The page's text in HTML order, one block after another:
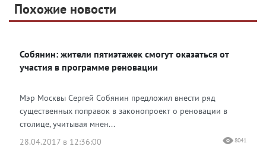
Telegram
Одноклассники
Яндекс Дзен
Похожие новости
Собянин: жители пятиэтажек смогут оказаться от
участия в программе реновации
Мэр Москвы Сергей Собянин предложил внести ряд
существенных поправок в законопроект о реновации в
столице, учитывая мнен...
28.04.2017 в 12:36:00
8041